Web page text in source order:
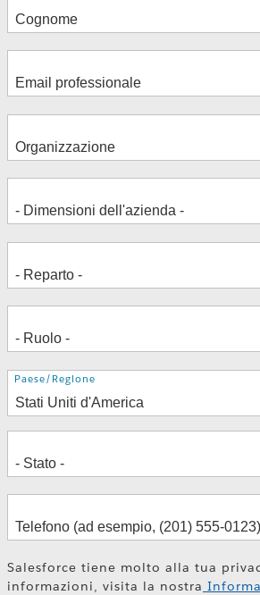
Indirizzo
Paese/Regione
Salesforce tiene molto alla tua
informazioni, visita la nostra